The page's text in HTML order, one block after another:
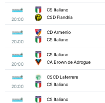
20:00
CS Italiano
CSD Flandria
20:00
CD Armenio
CS Italiano
20:00
CS Italiano
CA Brown de Adrogue
20:00
CSCD Laferrere
CS Italiano
CS Italiano